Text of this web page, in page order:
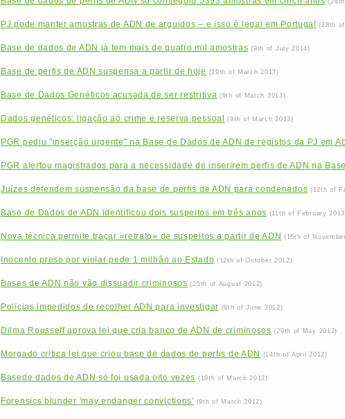
PJ pode manter amostras de ADN de arguidos – e isso é legal em Portugal (28th
Base de dados de ADN já tem mais de quatro mil amostras (9th of July 2014)
Base de perfis de ADN suspensa a partir de hoje (19th of March 2013)
Base de Dados Genéticos acusada de ser restritiva (9th of March 2013)
Dados genéticos: ligação ao crime e reserva pessoal (9th of March 2013)
PGR pediu "inserção urgente" na Base de Dados de ADN de registos da PJ em
PGR alertou magistrados para a necessidade de inserirem perfis de ADN na
Juízes defendem suspensão da base de perfis de ADN para condenados (12th of
Base de Dados de ADN identificou dois suspeitos em três anos (11th of February
Nova técnica permite traçar «retrato» de suspeitos a partir de ADN (16th of
Inocente preso por violar pede 1 milhão ao Estado (12th of October 2012)
Bases de ADN não vão dissuadir criminosos (25th of August 2012)
Polícias impedidos de recolher ADN para investigar (9th of June 2012)
Dilma Rousseff aprova lei que cria banco de ADN de criminosos (29th of May 2012)
Morgado critica lei que criou base de dados de perfis de ADN (14th of April 2012)
Basede dados de ADN só foi usada oito vezes (19th of March 2012)
Forensics blunder 'may endanger convictions' (9th of March 2012)